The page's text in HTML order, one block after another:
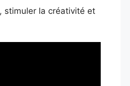
stimuler la créativité et